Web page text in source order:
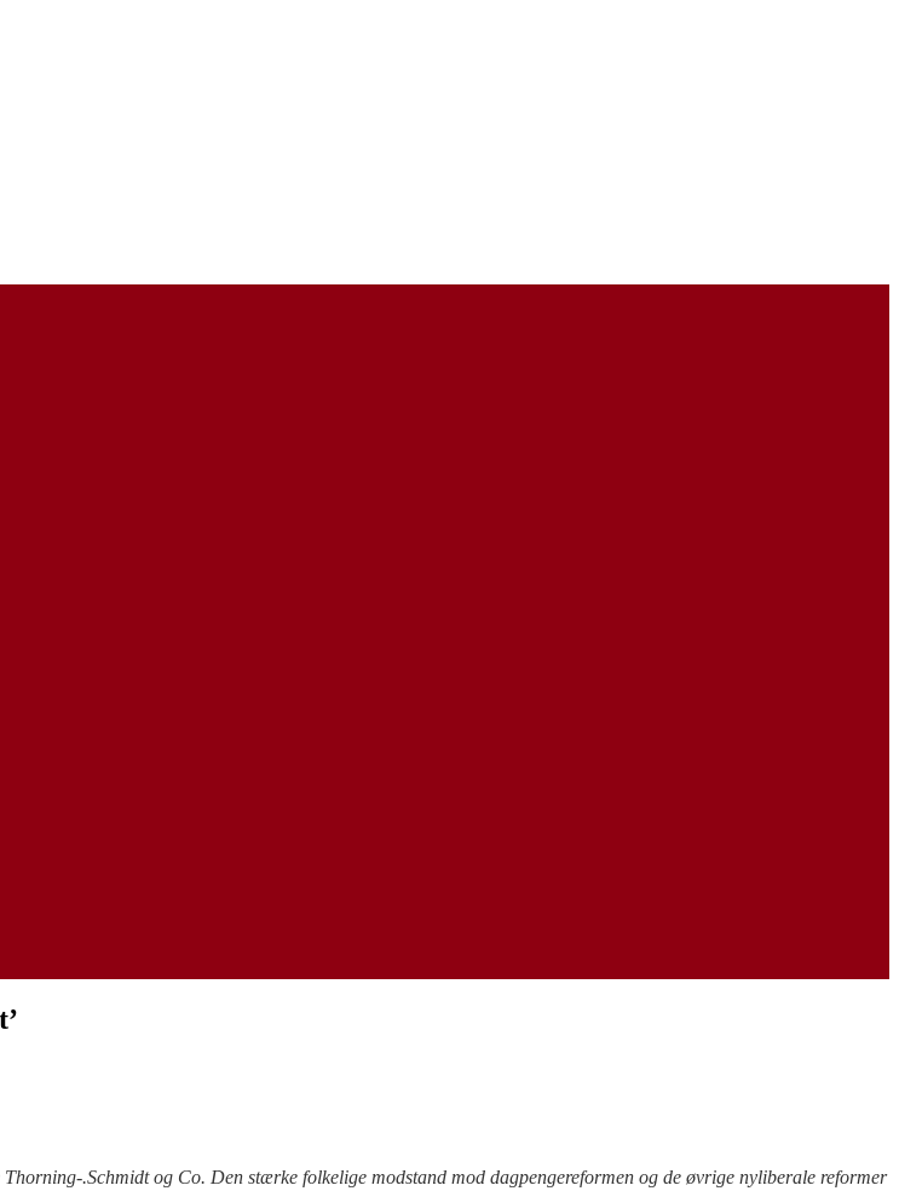
.Schmidt og Co. Den stærke folkelige modstand mod dagpengereformen og de øvrige nyliberale reformer